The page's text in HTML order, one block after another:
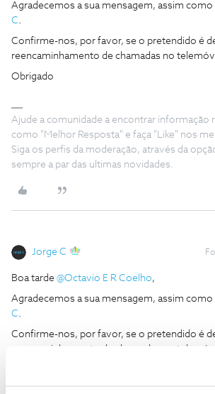
Agradecemos a sua mensagem, assim como
C.
Confirme-nos, por favor, se o pretendido é
reencaminhamento de chamadas no
Obrigado
Ajude a comunidade a encontrar informação
como "Melhor Resposta" e faça "Like" nos
Siga os perfis da moderação, através da
sempre a par das ultimas novidades.
Jorge C
Boa tarde @Octavio E R Coelho,
Agradecemos a sua mensagem, assim como
C.
Confirme-nos, por favor, se o pretendido é
reencaminhamento de chamadas no